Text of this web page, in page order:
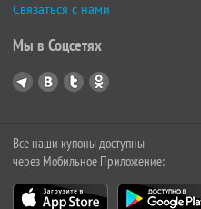
Связаться с нами
Мы в Соцсетях
Все наши купоны доступны
через Мобильное Приложение: